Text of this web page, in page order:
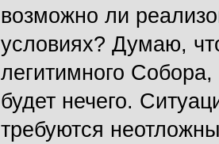
возможно ли
условиях? Думаю,
легитимного
будет нечего.
требуются